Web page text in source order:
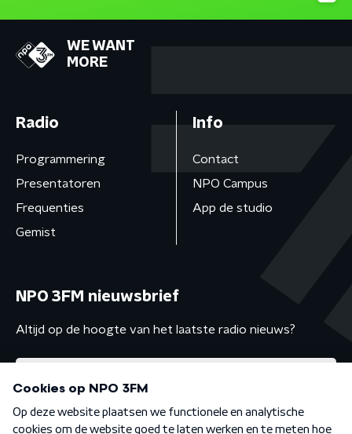
WE WANT
MORE
Radio
Programmering
Presentatoren
Frequenties
Gemist
Info
Contact
NPO Campus
App de studio
NPO 3FM nieuwsbrief
Altijd op de hoogte van het laatste radio nieuws?